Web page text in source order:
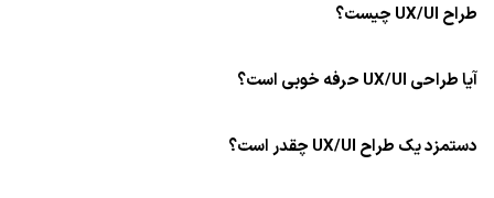
طراح UX/UI چیست؟
آیا طراحی UX/UI حرفه خوبی است؟
دستمزد یک طراح UX/UI چقدر است؟